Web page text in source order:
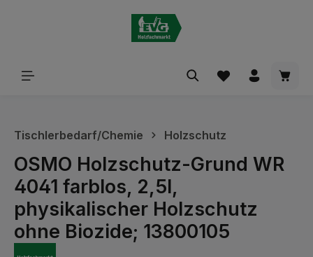
Tischlerbedarf/Chemie Holzschutz
OSMO Holzschutz-Grund WR
4041 farblos, 2,5l,
physikalischer Holzschutz
ohne Biozide; 13800105